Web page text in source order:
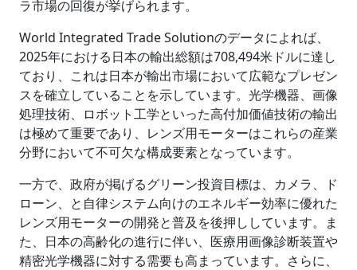
ラ市場の回復が挙げられます。
World Integrated Trade Solutionのデータによれば、
2025年における日本の輸出総額は708,494米ドルに達し
ており、これは日本が輸出市場において広範なプレゼン
スを確立していることを示しています。光学機器、画像
処理技術、ロボット工学といった高付加価値技術の輸出
は極めて重要であり、レンズ用モーターはこれらの産業
分野において不可欠な構成要素となっています。
一方で、政府が掲げるグリーン投資目標は、カメラ、ド
ローン、と自律システム向けのエネルギー効率に優れた
レンズ用モーターの開発と普及を後押ししています。ま
た、日本の高齢化の進行に伴い、医療用画像診断装置や
精密光学機器に対する需要も高まっています。さらに、